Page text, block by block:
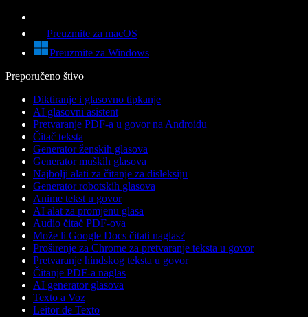
Preuzmite za macOS
Preuzmite za Windows
Preporučeno štivo
Diktiranje i glasovno tipkanje
AI glasovni asistent
Pretvaranje PDF-a u govor na Androidu
Čitač teksta
Generator ženskih glasova
Generator muških glasova
Najbolji alati za čitanje za disleksiju
Generator robotskih glasova
Anime tekst u govor
AI alat za promjenu glasa
Audio čitač PDF-ova
Može li Google Docs čitati naglas?
Proširenje za Chrome za pretvaranje teksta u govor
Pretvaranje hindskog teksta u govor
Čitanje PDF-a naglas
AI generator glasova
Texto a Voz
Leitor de Texto